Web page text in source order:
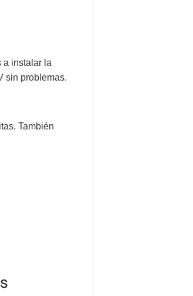
a instalar la
sin problemas.
También